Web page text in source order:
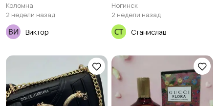
Коломна
2 недели назад
Виктор
Ногинск
2 недели назад
Станислав